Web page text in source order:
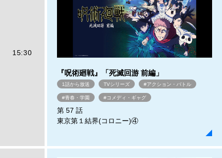
15:30
『呪術廻戦』「死滅回游 前編」
1話から放送 TVシリーズ #アクション・バトル
#青春・学園 #コメディ・ギャグ
第 57 話
東京第１結界(コロニー)④